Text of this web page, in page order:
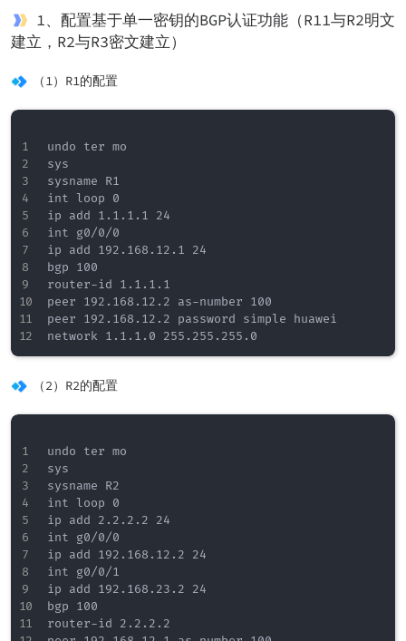
1、配置基于单一密钥的BGP认证功能（R11与R2明文
建立，R2与R3密文建立）
（1）R1的配置
undo ter mo
sys
sysname R1
int loop 0
ip add 1.1.1.1 24
int g0/0/0
ip add 192.168.12.1 24
bgp 100
router-id 1.1.1.1
peer 192.168.12.2 as-number 100
peer 192.168.12.2 password simple huawei
（2）R2的配置
undo ter mo
sys
sysname R2
int loop 0
ip add 2.2.2.2 24
int g0/0/0
ip add 192.168.12.2 24
int g0/0/1
ip add 192.168.23.2 24
bgp 100
router-id 2.2.2.2